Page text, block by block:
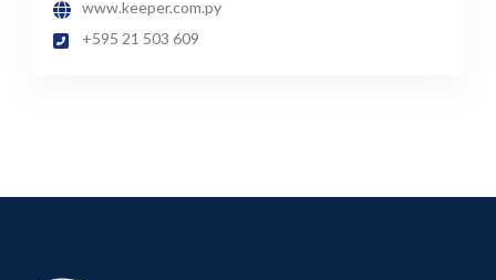
www.keeper.com.py
+595 21 503 609